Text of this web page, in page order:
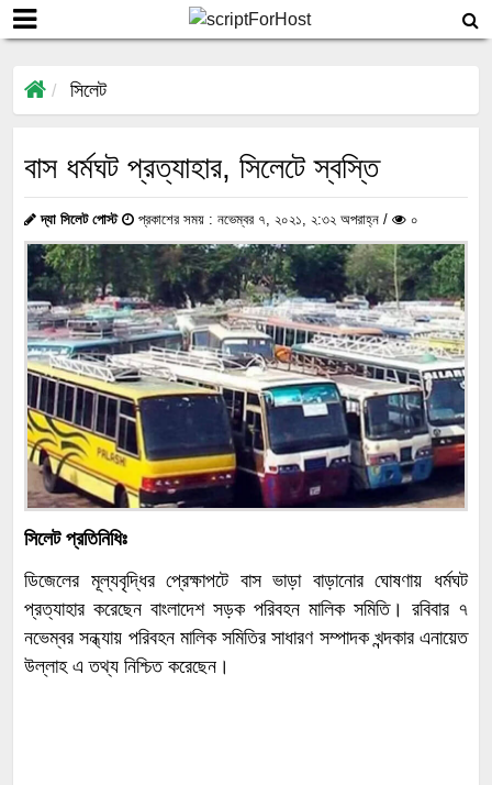
সিলেট
বাস ধর্মঘট প্রত্যাহার, সিলেটে স্বস্তি
দ্যা সিলেট পোস্ট প্রকাশের সময় : নভেম্বর ৭, ২০২১, ২:৩২ অপরাহ্ন / ০
সিলেট প্রতিনিধিঃ
ডিজেলের মূল্যবৃদ্ধির প্রেক্ষাপটে বাস ভাড়া বাড়ানোর ঘোষণায় ধর্মঘট
প্রত্যাহার করেছেন বাংলাদেশ সড়ক পরিবহন মালিক সমিতি। রবিবার ৭
নভেম্বর সন্ধ্যায় পরিবহন মালিক সমিতির সাধারণ সম্পাদক খন্দকার এনায়েত
উল্লাহ এ তথ্য নিশ্চিত করেছেন।